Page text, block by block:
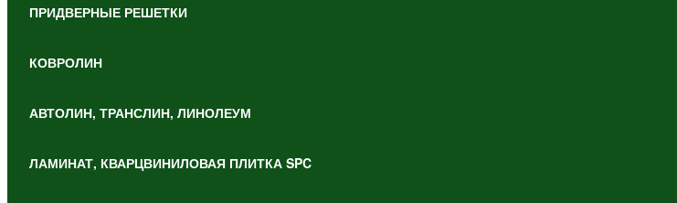
ПРИДВЕРНЫЕ РЕШЕТКИ
КОВРОЛИН
АВТОЛИН, ТРАНСЛИН, ЛИНОЛЕУМ
ЛАМИНАТ, КВАРЦВИНИЛОВАЯ ПЛИТКА SPC